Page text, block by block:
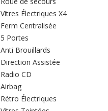
Vitres Électriques X4
Ferm Centralisée
5 Portes
Anti Brouillards
Direction Assistée
Radio CD
Airbag
Rétro Électriques